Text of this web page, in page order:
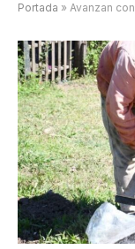
Portada » Avanzan